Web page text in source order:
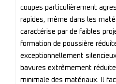
coupes particulièrement
rapides, même dans les
caractérise par de faibles
formation de poussière
exceptionnellement
bavures extrêmement
minimale des matériaux. Il